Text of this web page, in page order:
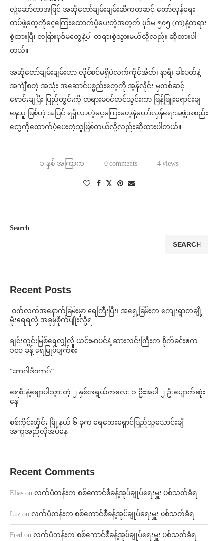
လှုံ့ဆော်တာအပြင် အဆိုတော်ချမ်းချမ်းဆီကတဆင့် တော်လှန်ရေး
တပ်ဖွဲ့တွေကိုငွေကြေးထောက်ပံ့ပေးတဲ့အတွက် ပုဒ်မ ၅၀၅ (က)နဲ့တရား
စွဲထားပြီး တခြားပုဒ်မတွေနဲ့ပါ တရားစွဲသွားမယ်လို့လည်း ဆိုထားပါ
တယ်။
အဆိုတော်ချမ်းချမ်းဟာ လိုင်စင်မရှိပဲလက်ကိုင်အိတ်၊ နာရီ၊ ခါးပတ်နဲ့
အင်္ကျီစတဲ့ အသုံး အဆောင်ပစ္စည်းတွေကို အွန်လိုင်း မှတစ်ဆင့်
ရောင်းချပြီး ပြည်တွင်းကို တရားမဝင်တင်သွင်းကာ ဖြန့်ဖြူးရောင်းချ
နေသူ ဖြစ်တဲ့ အပြင် ရရှိလာတဲ့ငွေကြေးတွေနဲ့တော်လှန်ရေးအဖွဲ့အစည်း
တွေကိုထောက်ပံ့ပေးတဲ့သူဖြစ်တယ်လို့လည်းဆိုထားပါတယ်။⁩
၁ နှစ် အကြာက 0 comments 4 views
Search
SEARCH
Recent Posts
⁩ ⁨ဝက်လက်အနောက်ခြမ်းမှာ ရေကြီးပြီး၊ အရှေ့ခြမ်းက ကျေးရွာတချို့
မိုးရေရလို့ အခုမှစိုက်ပျိုးလို့ရ
ချင်းတွင်းမြစ်ရေလျှံလို့ ယင်းမာပင်နဲ့ ဆားလင်းကြီးက စိုက်ခင်းဧက
၁၀၀ ခန့် ရေမြုပ်ပျက်စီး
“ဆာဝါဒီစကပ်”
ရေစီးနဲ့မျောပါသွားတဲ့ ၂ နှစ်အရွယ်ကလေး ၁ ဦးအပါ ၂ ဦးပျောက်ဆုံး
နေ
စစ်ကိုင်းတိုင်း မြို့နယ် ၆ ခုက ရေဘေးရှောင်ပြည်သူသောင်းချီ
အကူအညီလိုအပ်နေ
Recent Comments
Elias on လက်ပံတန်းက စစ်ကောင်စီခန့်အုပ်ချုပ်ရေးမှူး ပစ်သတ်ခံရ
Luz on လက်ပံတန်းက စစ်ကောင်စီခန့်အုပ်ချုပ်ရေးမှူး ပစ်သတ်ခံရ
Fred on လက်ပံတန်းက စစ်ကောင်စီခန့်အုပ်ချုပ်ရေးမှူး ပစ်သတ်ခံရ